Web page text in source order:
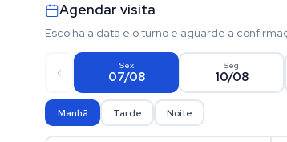
Agendar visita
Escolha a data e o turno e aguarde a
Sex
07/08
Seg
10/08
Manhã Tarde Noite